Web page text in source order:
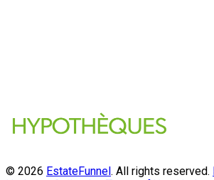
© 2026 EstateFunnel. All rights reserved.